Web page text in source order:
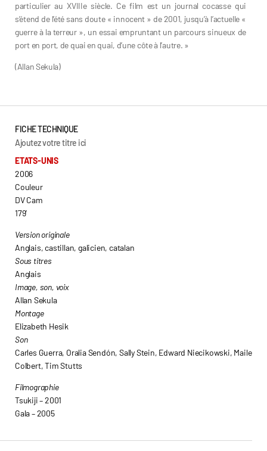
particulier au XVIIIe siècle. Ce film est un journal cocasse qui
s’étend de l’été sans doute « innocent » de 2001, jusqu’à l’actuelle «
guerre à la terreur », un essai empruntant un parcours sinueux de
port en port, de quai en quai, d’une côte à l’autre. »
(Allan Sekula)
FICHE TECHNIQUE
Ajoutez votre titre ici
ETATS-UNIS
2006
Couleur
DV Cam
179′
Version originale
Anglais, castillan, galicien, catalan
Sous titres
Anglais
Image, son, voix
Allan Sekula
Montage
Elizabeth Hesik
Son
Carles Guerra, Oralia Sendón, Sally Stein, Edward Niecikowski, Maile
Colbert, Tim Stutts
Filmographie
Tsukiji – 2001
Gala – 2005